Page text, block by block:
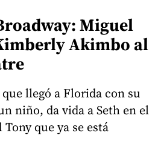
Miguel
Akimbo al
llegó a Florida con su
niño, da vida a Seth en el
que ya se está